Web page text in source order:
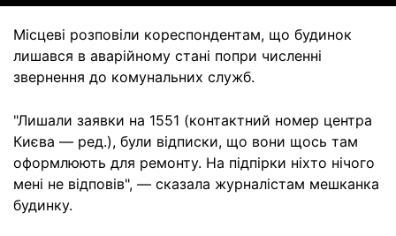
Місцеві розповіли кореспондентам, що будинок
лишався в аварійному стані попри численні
звернення до комунальних служб.
"Лишали заявки на 1551 (контактний номер центра
Києва — ред.), були відписки, що вони щось там
оформлюють для ремонту. На підпірки ніхто нічого
мені не відповів", — сказала журналістам мешканка
будинку.